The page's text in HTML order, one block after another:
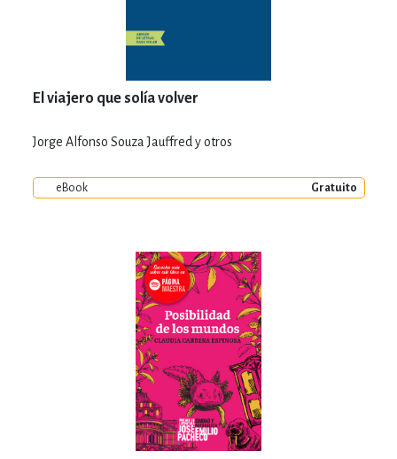
El viajero que solía volver
Jorge Alfonso Souza Jauffred y otros
eBook Gratuito